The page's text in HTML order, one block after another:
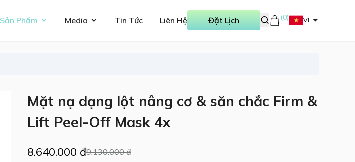
Sản Phẩm Media Tin Tức Liên Hệ Đặt Lịch (0) VI
Mặt nạ dạng lột nâng cơ & săn chắc Firm &
Lift Peel-Off Mask 4x
8.640.000 đ9.130.000 đ